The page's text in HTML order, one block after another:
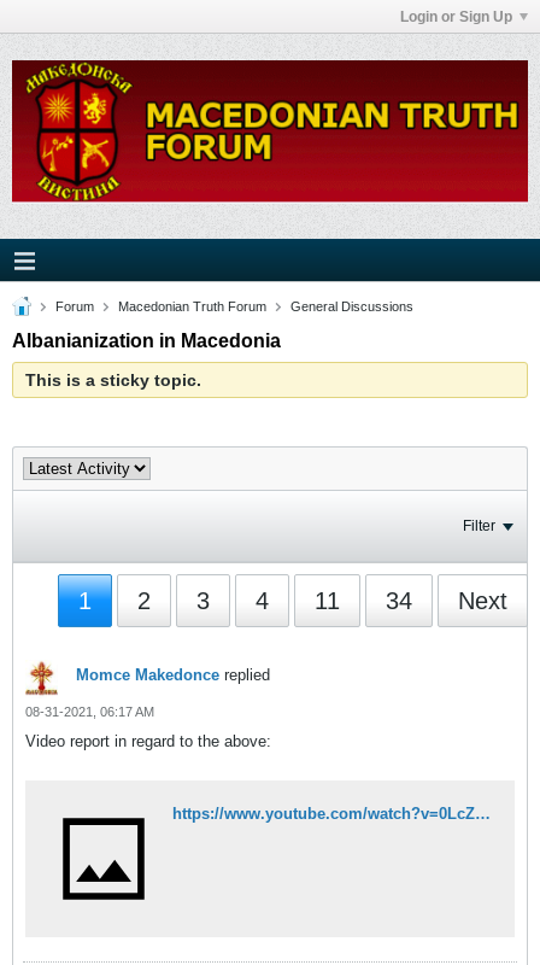
Login or Sign Up
Forum Macedonian Truth Forum General Discussions
Albanianization in Macedonia
This is a sticky topic.
Filter
1 2 3 4 11 34 Next
Momce Makedonce replied
08-31-2021, 06:17 AM
Video report in regard to the above:
https://www.youtube.com/watch?v=0LcZpFkKLVY